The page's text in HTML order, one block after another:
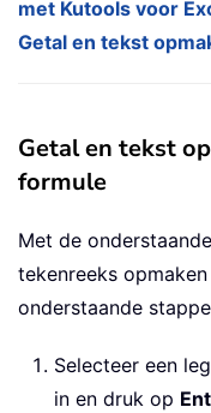
met Kutools voor
Getal en tekst
Getal en tekst
formule
Met de
tekenreeks
onderstaande
Selecteer een
in en druk op